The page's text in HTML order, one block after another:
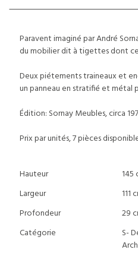
Paravent imaginé par André
du mobilier dit à tigettes dont
Deux piétements traineaux et
un panneau en stratifié et métal
Édition: Sornay Meubles, circa
Prix par unités, 7 pièces
Hauteur 145
Largeur
111
Profondeur
29
Catégorie
S-